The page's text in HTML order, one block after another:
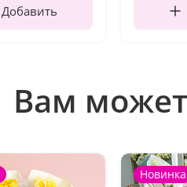
Добавить
Вам
Новинка